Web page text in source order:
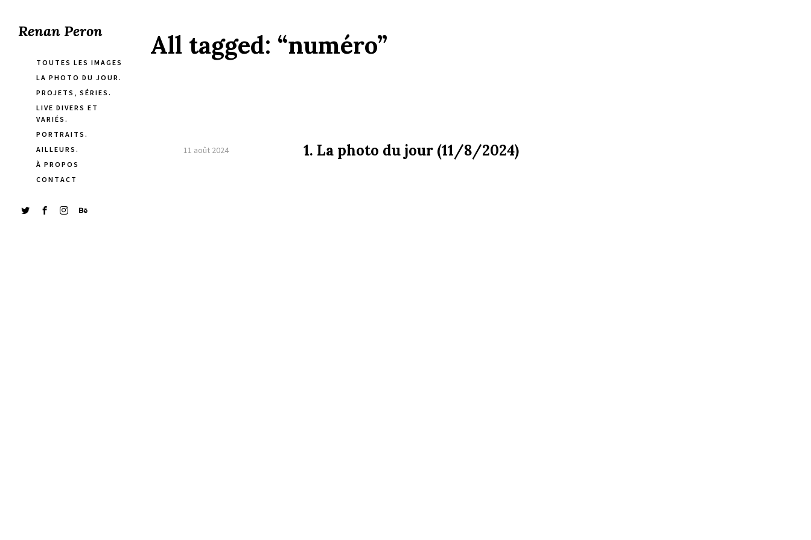
Renan Peron
TOUTES LES IMAGES
LA PHOTO DU JOUR.
PROJETS, SÉRIES.
LIVE DIVERS ET
VARIÉS.
PORTRAITS.
AILLEURS.
À PROPOS
CONTACT
All tagged: “numéro”
11 août 2024 1. La photo du jour (11/8/2024)